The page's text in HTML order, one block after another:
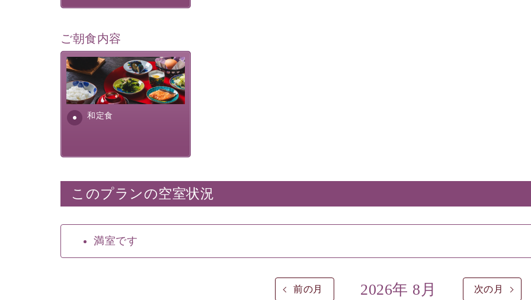
ご朝食内容
和定食
さっぱりとした和食膳に使わ
れる食材は、諏訪の名産品を
ふんだんに取り入れ、安心・
安全を心掛けた長野県産...
このプランの空室状況
満室です
前の月 2026年 8月 次の月